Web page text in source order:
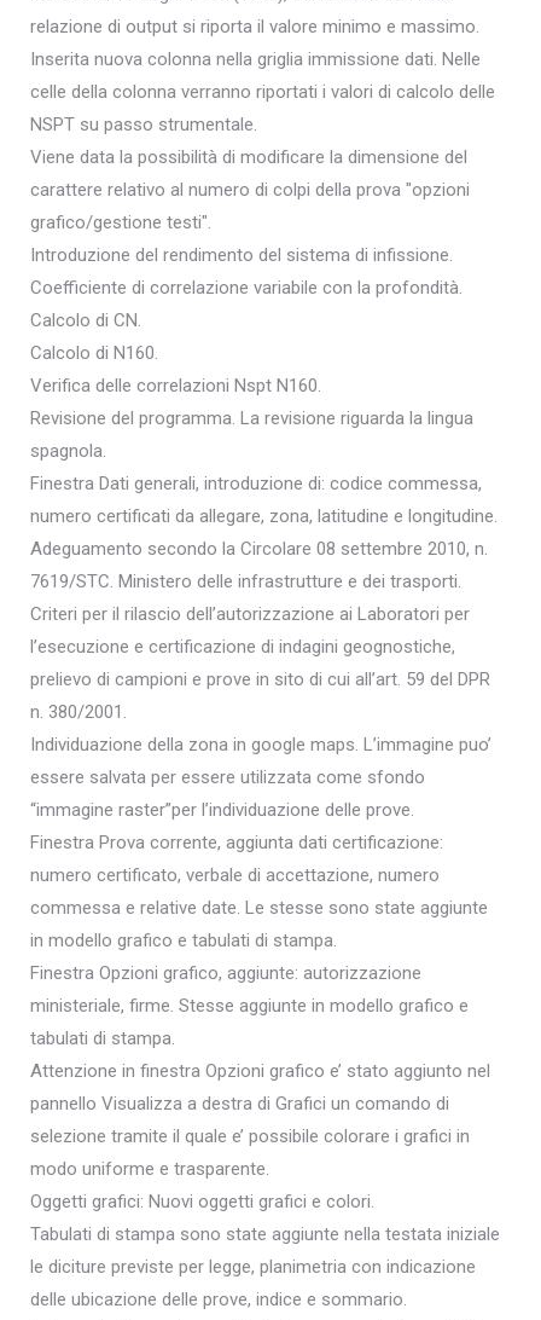
relazione di output si riporta il valore minimo e massimo.
Inserita nuova colonna nella griglia immissione dati. Nelle
celle della colonna verranno riportati i valori di calcolo delle
NSPT su passo strumentale.
Viene data la possibilità di modificare la dimensione del
carattere relativo al numero di colpi della prova "opzioni
grafico/gestione testi".
Introduzione del rendimento del sistema di infissione.
Coefficiente di correlazione variabile con la profondità.
Calcolo di CN.
Calcolo di N160.
Verifica delle correlazioni Nspt N160.
Revisione del programma. La revisione riguarda la lingua
spagnola.
Finestra Dati generali, introduzione di: codice commessa,
numero certificati da allegare, zona, latitudine e longitudine.
Adeguamento secondo la Circolare 08 settembre 2010, n.
7619/STC. Ministero delle infrastrutture e dei trasporti.
Criteri per il rilascio dell’autorizzazione ai Laboratori per
l’esecuzione e certificazione di indagini geognostiche,
prelievo di campioni e prove in sito di cui all’art. 59 del DPR
n. 380/2001.
Individuazione della zona in google maps. L’immagine puo’
essere salvata per essere utilizzata come sfondo
“immagine raster”per l’individuazione delle prove.
Finestra Prova corrente, aggiunta dati certificazione:
numero certificato, verbale di accettazione, numero
commessa e relative date. Le stesse sono state aggiunte
in modello grafico e tabulati di stampa.
Finestra Opzioni grafico, aggiunte: autorizzazione
ministeriale, firme. Stesse aggiunte in modello grafico e
tabulati di stampa.
Attenzione in finestra Opzioni grafico e’ stato aggiunto nel
pannello Visualizza a destra di Grafici un comando di
selezione tramite il quale e’ possibile colorare i grafici in
modo uniforme e trasparente.
Oggetti grafici: Nuovi oggetti grafici e colori.
Tabulati di stampa sono state aggiunte nella testata iniziale
le diciture previste per legge, planimetria con indicazione
delle ubicazione delle prove, indice e sommario.